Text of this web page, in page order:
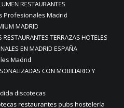
RESTAURANTES
Profesionales Madrid
MADRID
TERRAZAS HOTELES
EN MADRID ESPAÑA
Madrid
CON MOBILIARIO Y
discotecas
restaurantes pubs hostelería